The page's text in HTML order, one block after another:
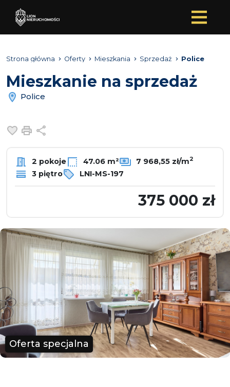
Strona główna Oferty Mieszkania Sprzedaż Police
Mieszkanie na sprzedaż
Police
Dodaj do ulubionych
Drukuj
2 pokoje 47.06 m² 7 968,55 zł/m2
3 piętro LNI-MS-197
375 000 zł
Oferta specjalna